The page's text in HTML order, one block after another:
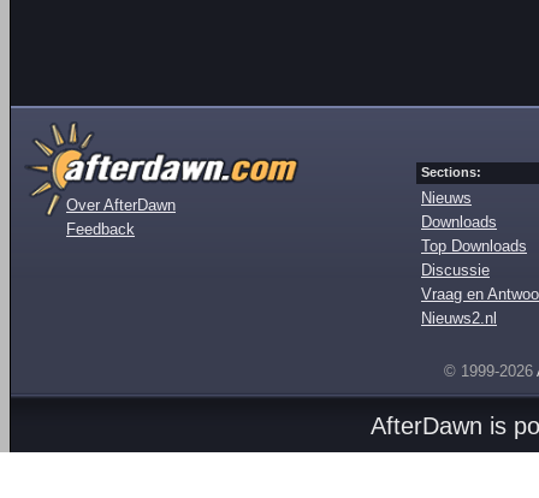
Over AfterDawn
Feedback
Sections:
Nieuws
Downloads
Top Downloads
Discussie
Vraag en
Nieuws2.nl
© 1999-2026
AfterDawn is